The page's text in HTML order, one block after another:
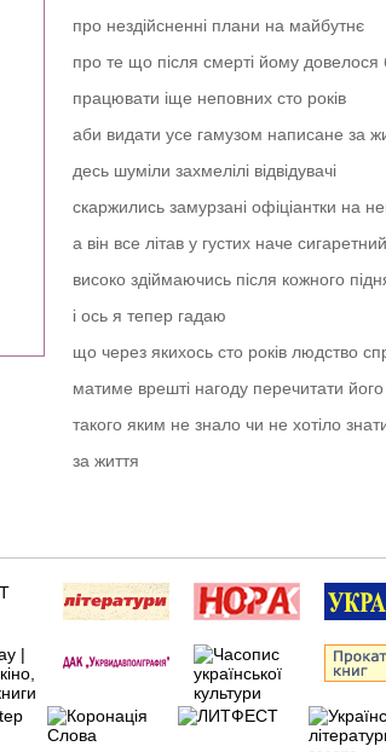
про нездійсненні плани на майбутнє
про те що після смерті йому довелося
працювати іще неповних сто років
аби видати усе гамузом написане за
десь шуміли захмелілі відвідувачі
скаржились замурзані офіціантки на
а він все літав у густих наче
високо здіймаючись після кожного
і ось я тепер гадаю
що через якихось сто років людство
матиме врешті нагоду перечитати його
такого яким не знало чи не хотіло
за життя